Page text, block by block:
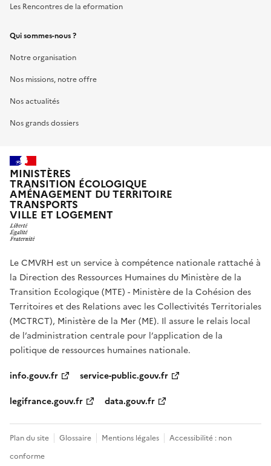
Les Rencontres de la eformation
Qui sommes-nous ?
Notre organisation
Nos missions, notre offre
Nos actualités
Nos grands dossiers
MINISTÈRES
TRANSITION ÉCOLOGIQUE
AMÉNAGEMENT DU TERRITOIRE
TRANSPORTS
VILLE ET LOGEMENT
Le CMVRH est un service à compétence nationale rattaché à
la Direction des Ressources Humaines du Ministère de la
Transition Ecologique (MTE) - Ministère de la Cohésion des
Territoires et des Relations avec les Collectivités Territoriales
(MCTRCT), Ministère de la Mer (ME). Il assure le relais local
de l’administration centrale pour l’application de la
politique de ressources humaines nationale.
info.gouv.fr
service-public.gouv.fr
legifrance.gouv.fr
data.gouv.fr
Plan du site Glossaire Mentions légales
Accessibilité : non
conforme